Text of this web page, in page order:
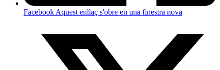
Facebook Aquest enllaç s'obre en una finestra nova